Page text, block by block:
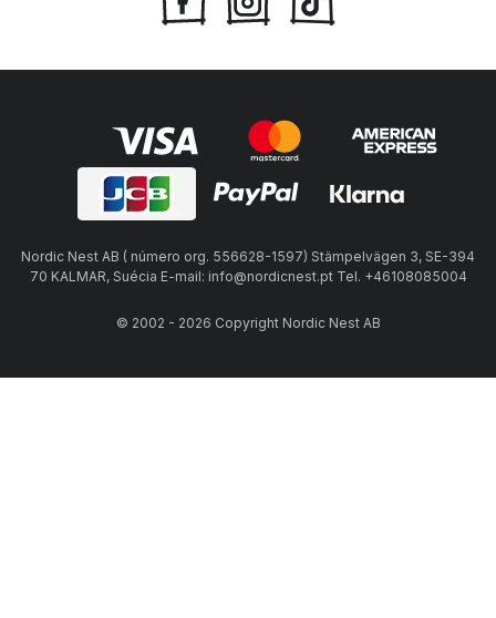
Nordic Nest AB ( número org. 556628-1597) Stämpelvägen 3, SE-394
70 KALMAR, Suécia E-mail: info@nordicnest.pt Tel. +46108085004
© 2002 - 2026 Copyright Nordic Nest AB